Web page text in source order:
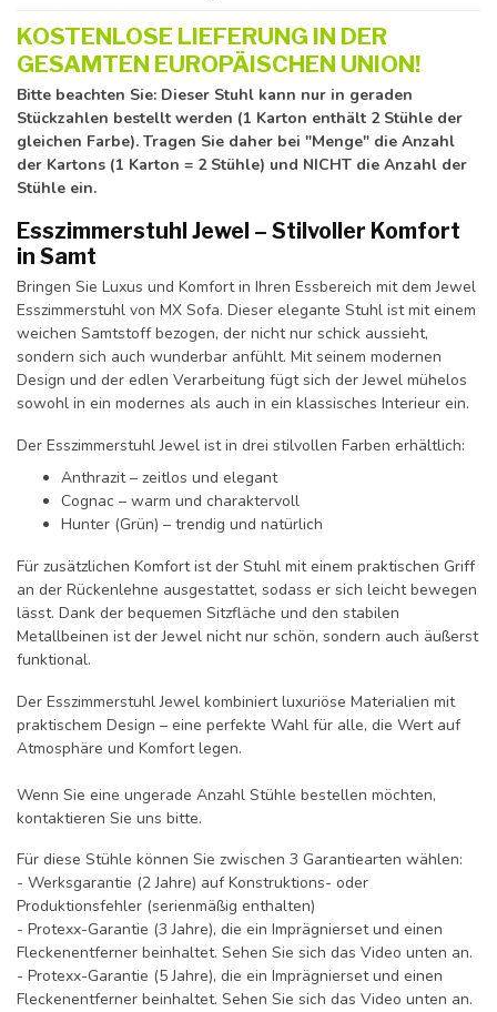
KOSTENLOSE LIEFERUNG IN DER
GESAMTEN EUROPÄISCHEN UNION!
Bitte beachten Sie: Dieser Stuhl kann nur in geraden
Stückzahlen bestellt werden (1 Karton enthält 2 Stühle der
gleichen Farbe). Tragen Sie daher bei "Menge" die Anzahl
der Kartons (1 Karton = 2 Stühle) und NICHT die Anzahl der
Stühle ein.
Esszimmerstuhl Jewel – Stilvoller Komfort
in Samt
Bringen Sie Luxus und Komfort in Ihren Essbereich mit dem Jewel
Esszimmerstuhl von MX Sofa. Dieser elegante Stuhl ist mit einem
weichen Samtstoff bezogen, der nicht nur schick aussieht,
sondern sich auch wunderbar anfühlt. Mit seinem modernen
Design und der edlen Verarbeitung fügt sich der Jewel mühelos
sowohl in ein modernes als auch in ein klassisches Interieur ein.
Der Esszimmerstuhl Jewel ist in drei stilvollen Farben erhältlich:
Anthrazit – zeitlos und elegant
Cognac – warm und charaktervoll
Hunter (Grün) – trendig und natürlich
Für zusätzlichen Komfort ist der Stuhl mit einem praktischen Griff
an der Rückenlehne ausgestattet, sodass er sich leicht bewegen
lässt. Dank der bequemen Sitzfläche und den stabilen
Metallbeinen ist der Jewel nicht nur schön, sondern auch äußerst
funktional.
Der Esszimmerstuhl Jewel kombiniert luxuriöse Materialien mit
praktischem Design – eine perfekte Wahl für alle, die Wert auf
Atmosphäre und Komfort legen.
Wenn Sie eine ungerade Anzahl Stühle bestellen möchten,
kontaktieren Sie uns bitte.
Für diese Stühle können Sie zwischen 3 Garantiearten wählen:
- Werksgarantie (2 Jahre) auf Konstruktions- oder
Produktionsfehler (serienmäßig enthalten)
- Protexx-Garantie (3 Jahre), die ein Imprägnierset und einen
Fleckenentferner beinhaltet. Sehen Sie sich das Video unten an.
- Protexx-Garantie (5 Jahre), die ein Imprägnierset und einen
Fleckenentferner beinhaltet. Sehen Sie sich das Video unten an.